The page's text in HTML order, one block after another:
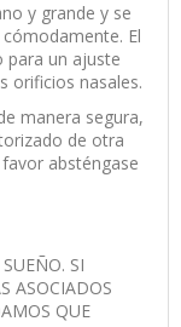
y grande y se
El
para un ajuste
orificios nasales.
manera segura,
de otra
absténgase
SI
ASOCIADOS
QUE